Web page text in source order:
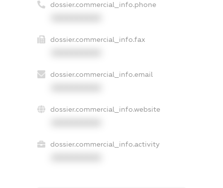
dossier.commercial_info.phone
dossier.commercial_info.fax
dossier.commercial_info.email
dossier.commercial_info.website
dossier.commercial_info.activity